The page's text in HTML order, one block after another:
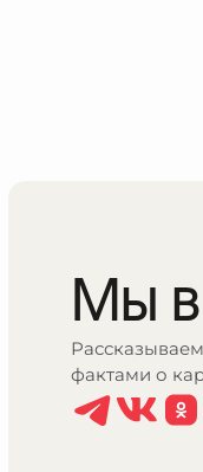
Мы в
фактами о